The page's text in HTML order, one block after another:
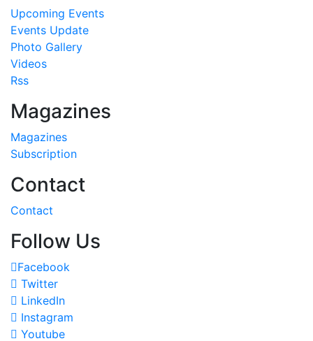
Upcoming Events
Events Update
Photo Gallery
Videos
Rss
Magazines
Magazines
Subscription
Contact
Contact
Follow Us
Facebook
Twitter
LinkedIn
Instagram
Youtube